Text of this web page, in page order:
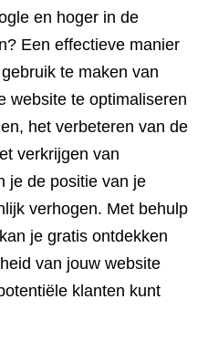
en hoger in de
Een effectieve manier
te maken van
website te optimaliseren
het verbeteren van de
verkrijgen van
je de positie van je
verhogen. Met behulp
je gratis ontdekken
van jouw website
klanten kunt